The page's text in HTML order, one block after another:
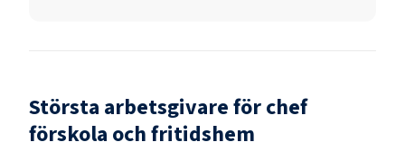
Största arbetsgivare förchef
förskola och fritidshem